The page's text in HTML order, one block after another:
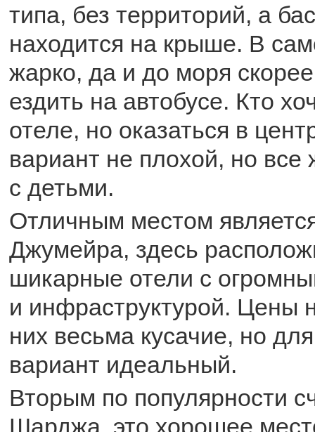
типа, без территорий, а
находится на крыше. В
жарко, да и до моря
ездить на автобусе. Кто
отеле, но оказаться в
вариант не плохой, но
с детьми.
Отличным местом
Джумейра, здесь
шикарные отели с
и инфраструктурой. Цены
них весьма кусачие, но
вариант идеальный.
Вторым по популярности
Шарджа, это хорошее